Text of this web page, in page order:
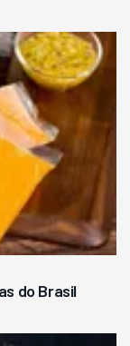
do Brasil